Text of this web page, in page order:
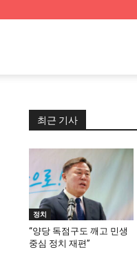
최근 기사
정치
“양당 독점구도 깨고 민생
중심 정치 재편”